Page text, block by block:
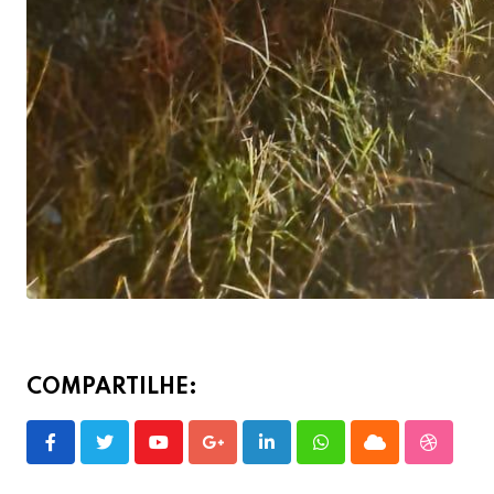
COMPARTILHE:
YoutubeGoogle+LinkedInWhatsappCloud